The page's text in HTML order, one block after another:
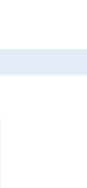
updated as per the